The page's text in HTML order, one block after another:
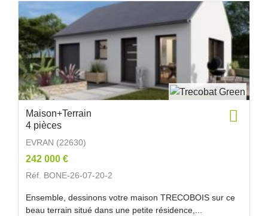
Maison+Terrain
4 pièces
EVRAN (22630)
242 000 €
Réf. BONE-26-07-20-2
Ensemble, dessinons votre maison TRECOBOIS sur ce
beau terrain situé dans une petite résidence,...